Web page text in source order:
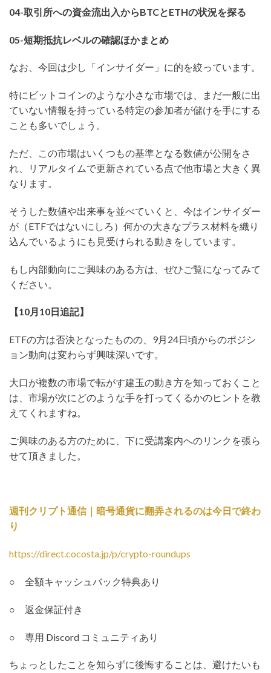
04-取引所への資金流出入からBTCとETHの状況を探る
05-短期抵抗レベルの確認ほかまとめ
なお、今回は少し「インサイダー」に的を絞っています。
特にビットコインのような小さな市場では、まだ一般に出
ていない情報を持っている特定の参加者が儲けを手にする
ことも多いでしょう。
ただ、この市場はいくつもの基準となる数値が公開をさ
れ、リアルタイムで更新されている点で他市場と大きく異
なります。
そうした数値や出来事を並べていくと、今はインサイダー
が（ETFではないにしろ）何かの大きなプラス材料を織り
込んでいるようにも見受けられる動きをしています。
もし内部動向にご興味のある方は、ぜひご覧になってみて
ください。
【10月10日追記】
ETFの方は否決となったものの、9月24日頃からのポジシ
ョン動向は変わらず興味深いです。
大口が複数の市場で転がす建玉の動き方を知っておくこと
は、市場が次にどのような手を打ってくるかのヒントを教
えてくれますね。
ご興味のある方のために、下に受講案内へのリンクを張ら
せて頂きました。
週刊クリプト通信｜暗号通貨に翻弄されるのは今日で終わ
り
https://direct.cocosta.jp/p/crypto-roundups
○ 全額キャッシュバック特典あり
○ 返金保証付き
○ 専用 Discord コミュニティあり
ちょっとしたことを知らずに後悔することは、避けたいも